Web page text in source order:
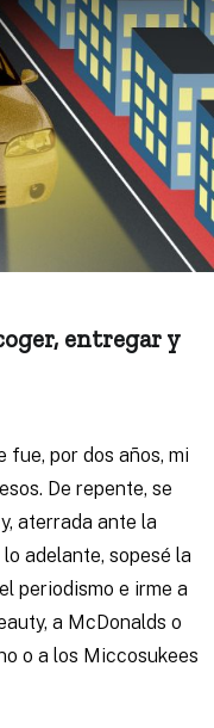
entregar y
fue, por dos años, mi
De repente, se
aterrada ante la
adelante, sopesé la
periodismo e irme a
a McDonalds o
o a los Miccosukees